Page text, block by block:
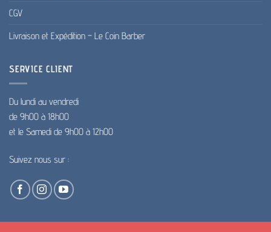
CGV
Livraison et Expédition – Le Coin Barber
SERVICE CLIENT
Du lundi au vendredi
de 9h00 à 18h00
et le Samedi de 9h00 à 12h00
Suivez nous sur :